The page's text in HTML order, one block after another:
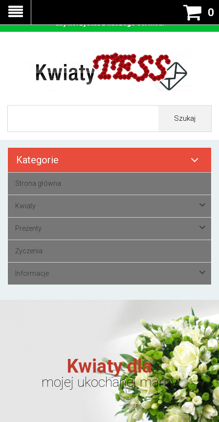
0
Szukaj
Kategorie
Strona główna
Kwiaty
Prezenty
Życzenia
Informacje
Kwiaty dla
mojej ukochanej mamy
Nasza strona korzysta z cookies - czyli tzw ciastek w celu
prawidłowego działania. Zaakceptuj przyjmowanie cookies
aby korzystać z naszego serwisu.